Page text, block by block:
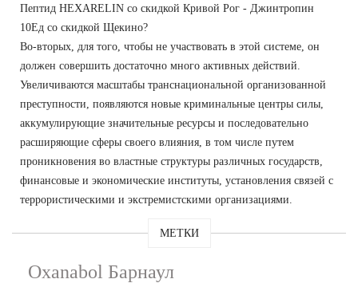
Пептид HEXARELIN со скидкой Кривой Рог - Джинтропин
10Ед со скидкой Щекино?
Во-вторых, для того, чтобы не участвовать в этой системе, он
должен совершить достаточно много активных действий.
Увеличиваются масштабы транснациональной организованной
преступности, появляются новые криминальные центры силы,
аккумулирующие значительные ресурсы и последовательно
расширяющие сферы своего влияния, в том числе путем
проникновения во властные структуры различных государств,
финансовые и экономические институты, установления связей с
террористическими и экстремистскими организациями.
МЕТКИ
Oxanabol Барнаул